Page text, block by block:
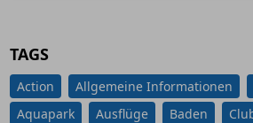
TAGS
Action Allgemeine Informationen
Aquapark
Ausflüge Baden